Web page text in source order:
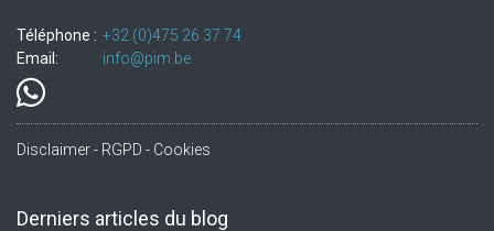
Téléphone : +32.(0)475 26 37 74
Email:
info@pim.be
Disclaimer - RGPD - Cookies
Derniers articles du blog